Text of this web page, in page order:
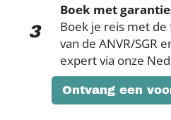
3
Boek met
Boek je reis met
van de ANVR/SGR
expert via onze
Ontvang een